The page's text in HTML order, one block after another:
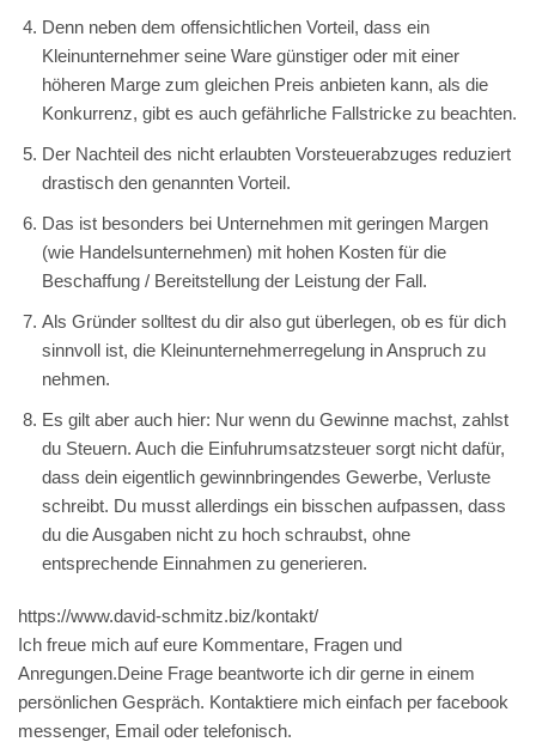
Denn neben dem offensichtlichen Vorteil, dass ein
Kleinunternehmer seine Ware günstiger oder mit einer
höheren Marge zum gleichen Preis anbieten kann, als die
Konkurrenz, gibt es auch gefährliche Fallstricke zu beachten.
Der Nachteil des nicht erlaubten Vorsteuerabzuges reduziert
drastisch den genannten Vorteil.
Das ist besonders bei Unternehmen mit geringen Margen
(wie Handelsunternehmen) mit hohen Kosten für die
Beschaffung / Bereitstellung der Leistung der Fall.
Als Gründer solltest du dir also gut überlegen, ob es für dich
sinnvoll ist, die Kleinunternehmerregelung in Anspruch zu
nehmen.
Es gilt aber auch hier: Nur wenn du Gewinne machst, zahlst
du Steuern. Auch die Einfuhrumsatzsteuer sorgt nicht dafür,
dass dein eigentlich gewinnbringendes Gewerbe, Verluste
schreibt. Du musst allerdings ein bisschen aufpassen, dass
du die Ausgaben nicht zu hoch schraubst, ohne
entsprechende Einnahmen zu generieren.
https://www.david-schmitz.biz/kontakt/
Ich freue mich auf eure Kommentare, Fragen und
Anregungen.Deine Frage beantworte ich dir gerne in einem
persönlichen Gespräch. Kontaktiere mich einfach per facebook
messenger, Email oder telefonisch.